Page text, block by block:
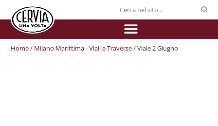
Home/ Milano Marittima - Viali e Traverse/ Viale 2 Giugno